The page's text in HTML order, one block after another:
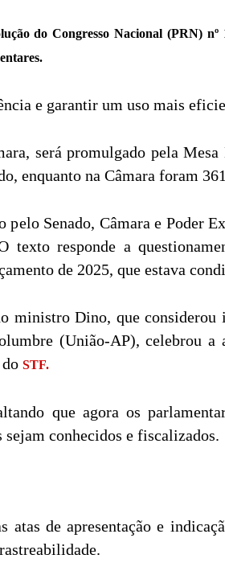
do Congresso Nacional (PRN)
e garantir um uso mais
será promulgado pela
enquanto na Câmara foram
Senado, Câmara e Poder
texto responde a
de 2025, que estava
ministro Dino, que
(União-AP), celebrou a
STF.
que agora os
sejam conhecidos e fiscalizados.
de apresentação e